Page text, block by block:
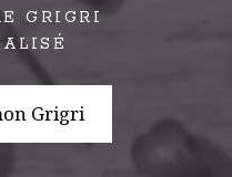
GRIGRI
Grigri